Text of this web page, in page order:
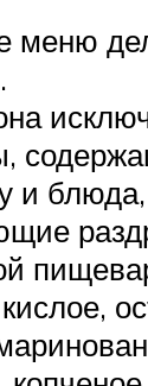
меню
и блюда,